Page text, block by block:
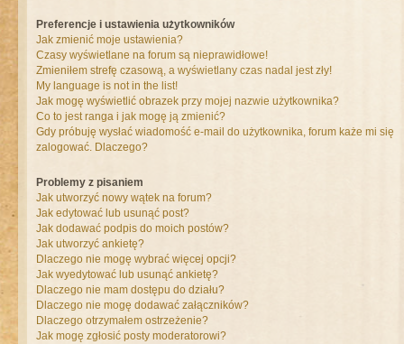
Preferencje i ustawienia użytkowników
Jak zmienić moje ustawienia?
Czasy wyświetlane na forum są nieprawidłowe!
Zmieniłem strefę czasową, a wyświetlany czas nadal jest zły!
My language is not in the list!
Jak mogę wyświetlić obrazek przy mojej nazwie użytkownika?
Co to jest ranga i jak mogę ją zmienić?
Gdy próbuję wysłać wiadomość e-mail do użytkownika, forum każe mi się
zalogować. Dlaczego?
Problemy z pisaniem
Jak utworzyć nowy wątek na forum?
Jak edytować lub usunąć post?
Jak dodawać podpis do moich postów?
Jak utworzyć ankietę?
Dlaczego nie mogę wybrać więcej opcji?
Jak wyedytować lub usunąć ankietę?
Dlaczego nie mam dostępu do działu?
Dlaczego nie mogę dodawać załączników?
Dlaczego otrzymałem ostrzeżenie?
Jak mogę zgłosić posty moderatorowi?